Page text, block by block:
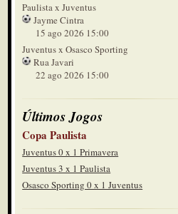
Paulista x Juventus
Jayme Cintra
15 ago 2026 15:00
Juventus x Osasco Sporting
Rua Javari
22 ago 2026 15:00
Últimos Jogos
Copa Paulista
Juventus 0 x 1 Primavera
Juventus 3 x 1 Paulista
Osasco Sporting 0 x 1 Juventus